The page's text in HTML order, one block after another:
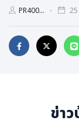
การงาน, อาชีพ
กิจกรรม
อบรมสัมมนา
PR400...
ข่า